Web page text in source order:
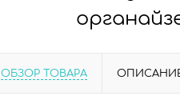
ОБЗОР ТОВАРА